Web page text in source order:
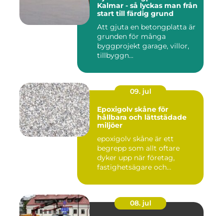
Kalmar - så lyckas man från
start till färdig grund
Att gjuta en betongplatta är
grunden för många
byggprojekt garage, villor,
tillbyggn...
09. jul
Epoxigolv skåne för
hållbara och lättstädade
miljöer
epoxigolv skåne är ett
begrepp som allt oftare
dyker upp när företag,
fastighetsägare och
08. jul